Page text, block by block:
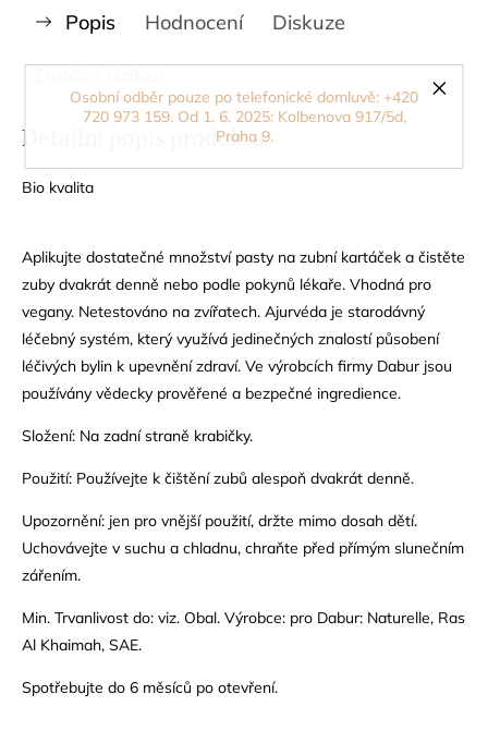
Osobní odběr pouze po telefonické domluvě: +420
720 973 159. Od 1. 6. 2025: Kolbenova 917/5d,
Praha 9.
Popis Hodnocení Diskuze
Detailní popis produktu
Bio kvalita
Aplikujte dostatečné množství pasty na zubní kartáček a čistěte
zuby dvakrát denně nebo podle pokynů lékaře. Vhodná pro
vegany. Netestováno na zvířatech. Ajurvéda je starodávný
léčebný systém, který využívá jedinečných znalostí působení
léčivých bylin k upevnění zdraví. Ve výrobcích firmy Dabur jsou
používány vědecky prověřené a bezpečné ingredience.
Složení: Na zadní straně krabičky.
Použití: Používejte k čištění zubů alespoň dvakrát denně.
Upozornění: jen pro vnější použití, držte mimo dosah dětí.
Uchovávejte v suchu a chladnu, chraňte před přímým slunečním
zářením.
Min. Trvanlivost do: viz. Obal. Výrobce: pro Dabur: Naturelle, Ras
Al Khaimah, SAE.
Spotřebujte do 6 měsíců po otevření.